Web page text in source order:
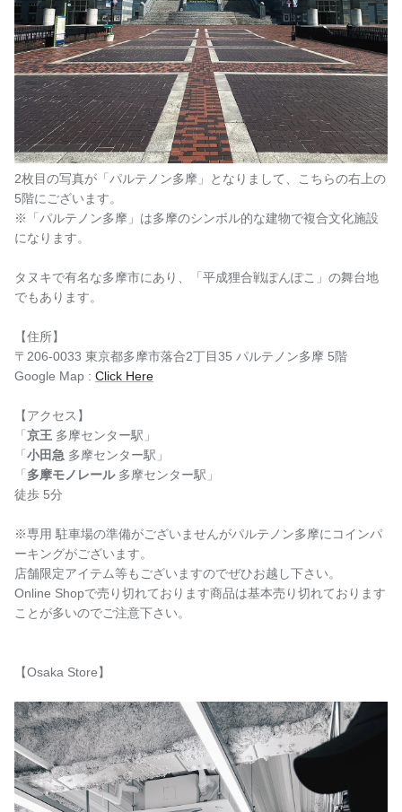
2枚目の写真が「パルテノン多摩」となりまして、こちらの右上の
5階にございます。
※「パルテノン多摩」は多摩のシンボル的な建物で複合文化施設
になります。
タヌキで有名な多摩市にあり、
「平成狸合戦ぽんぽこ」の舞台地
でもあります。
【住所】
〒206-0033 東京都多摩市落合2丁目35 パルテノン多摩 5階
Google Map : Click Here
【アクセス】
「 京王 多摩センター駅」
「 小田急 多摩センター駅」
「 多摩モノレール多摩センター駅」
徒歩 5分
※専用 駐車場の準備がございませんがパルテノン多摩にコインパ
ーキングがございます。
店舗限定アイテム等もございますのでぜひお越し下さい。
Online Shopで売り切れております商品は基本売り切れております
ことが多いのでご注意下さい。
【Osaka Store】